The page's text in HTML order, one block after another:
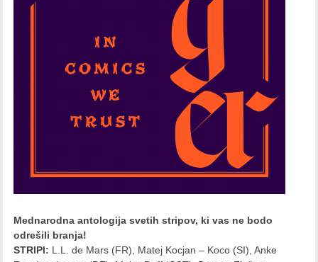
Mednarodna antologija svetih stripov, ki vas ne bodo
odrešili branja!
STRIPI: L.L. de Mars (FR), Matej Kocjan – Koco (SI), Anke